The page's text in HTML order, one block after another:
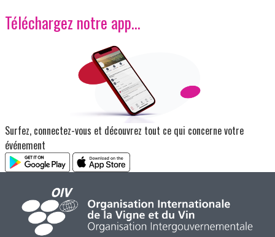
Téléchargez notre app…
Surfez, connectez-vous et découvrez tout ce qui concerne votre
événement